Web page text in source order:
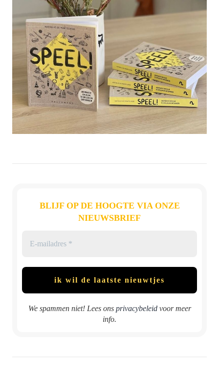
BLIJF OP DE HOOGTE VIA ONZE
NIEUWSBRIEF
We spammen niet! Lees ons privacybeleidvoor meer
info.